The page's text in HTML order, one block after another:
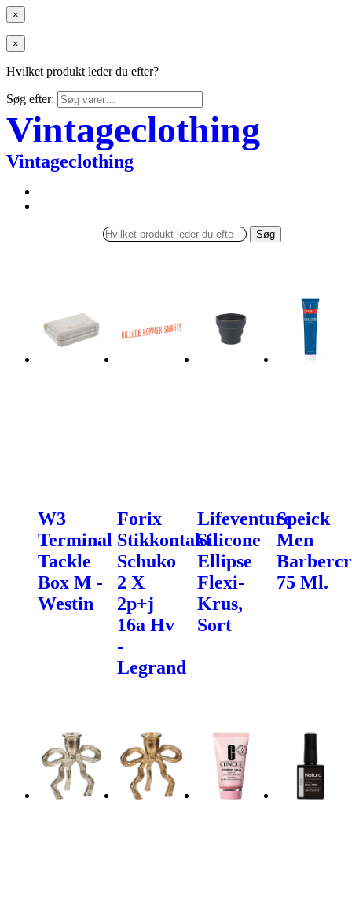
×
×
Hvilket produkt leder du efter?
Søg efter:
Vintageclothing
Vintageclothing
Søg
W3
Terminal
Tackle
Box M -
Westin
Forix
Stikkontakt
Schuko
2 X
2p+j
16a Hv
-
Legrand
Lifeventure
Silicone
Ellipse
Flexi-
Krus,
Sort
Speick
Men
75 Ml.